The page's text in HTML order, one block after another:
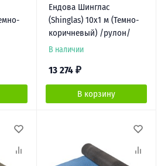
Ендова Шинглас
(Shinglas) 10х1 м (Темно-
коричневый) /рулон/
В наличии
13 274 ₽
В корзину